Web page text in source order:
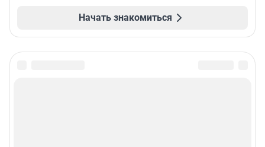
Начать знакомиться